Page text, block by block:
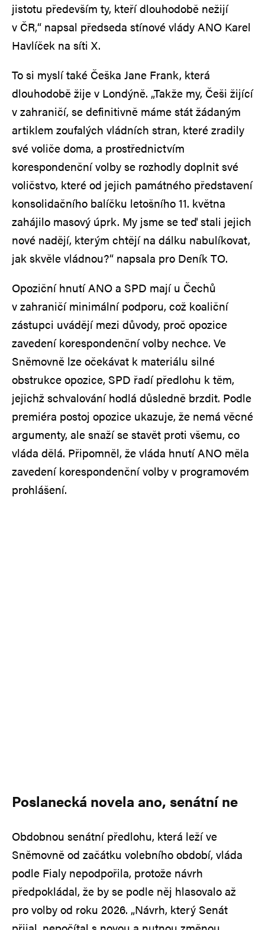
jistotu především ty, kteří dlouhodobě nežijí
v ČR,“ napsal předseda stínové vlády ANO Karel
Havlíček na síti X.
To si myslí také Češka Jane Frank, která
dlouhodobě žije v Londýně. „Takže my, Češi žijící
v zahraničí, se definitivně máme stát žádaným
artiklem zoufalých vládních stran, které zradily
své voliče doma, a prostřednictvím
korespondenční volby se rozhodly doplnit své
voličstvo, které od jejich památného představení
konsolidačního balíčku letošního 11. května
zahájilo masový úprk. My jsme se teď stali jejich
nové nadějí, kterým chtějí na dálku nabulíkovat,
jak skvěle vládnou?“ napsala pro Deník TO.
Opoziční hnutí ANO a SPD mají u Čechů
v zahraničí minimální podporu, což koaliční
zástupci uvádějí mezi důvody, proč opozice
zavedení korespondenční volby nechce. Ve
Sněmovně lze očekávat k materiálu silné
obstrukce opozice, SPD řadí předlohu k těm,
jejichž schvalování hodlá důsledně brzdit. Podle
premiéra postoj opozice ukazuje, že nemá věcné
argumenty, ale snaží se stavět proti všemu, co
vláda dělá. Připomněl, že vláda hnutí ANO měla
zavedení korespondenční volby v programovém
prohlášení.
Poslanecká novela ano, senátní ne
Obdobnou senátní předlohu, která leží ve
Sněmovně od začátku volebního období, vláda
podle Fialy nepodpořila, protože návrh
předpokládal, že by se podle něj hlasovalo až
pro volby od roku 2026. „Návrh, který Senát